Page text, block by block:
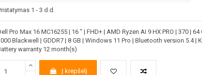
1 - 3 d.d.
Pro Max 16 MC16255 | 16 " | FHD+ | AMD Ryzen AI 9 HX PRO | 370 |
Blackwell | GDDR7 | 8 GB | Windows 11 Pro | Bluetooth version 5.4
warranty 12 month(s)
Į krepšelį